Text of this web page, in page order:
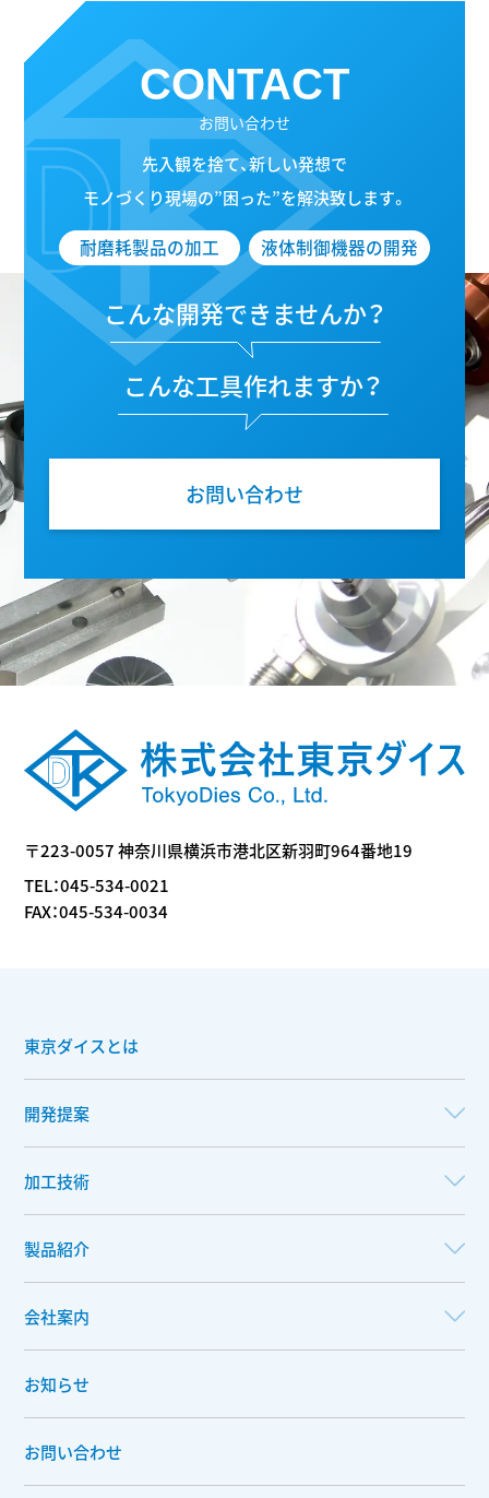
CONTACT
お問い合わせ
先入観を捨て、新しい発想で
モノづくり現場の”困った”を解決致します。
耐磨耗製品の加工 液体制御機器の開発
こんな開発できませんか？
こんな工具作れますか？
お問い合わせ
〒223-0057 神奈川県横浜市港北区新羽町964番地19
TEL：045-534-0021
FAX：045-534-0034
東京ダイスとは
開発提案
加工技術
製品紹介
会社案内
お知らせ
お問い合わせ